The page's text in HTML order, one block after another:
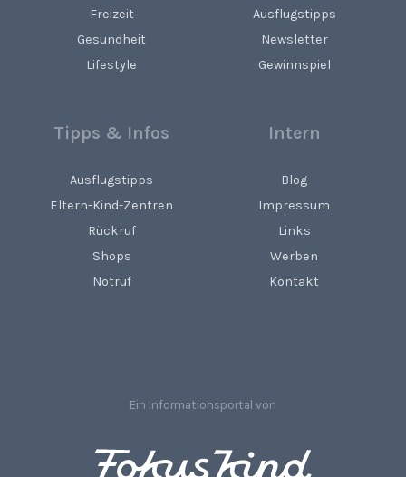
Freizeit
Gesundheit
Lifestyle
Ausflugstipps
Newsletter
Gewinnspiel
Tipps & Infos
Ausflugstipps
Eltern-Kind-Zentren
Rückruf
Shops
Notruf
Intern
Blog
Impressum
Links
Werben
Kontakt
Ein Informationsportal von